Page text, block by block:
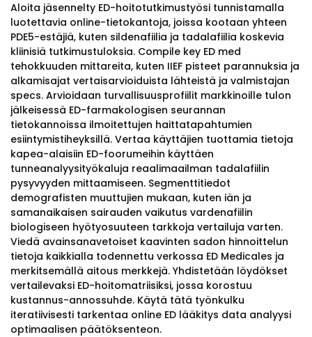
Aloita jäsennelty ED-hoitotutkimustyösi tunnistamalla
luotettavia online-tietokantoja, joissa kootaan yhteen
PDE5-estäjiä, kuten sildenafiilia ja tadalafiilia koskevia
kliinisiä tutkimustuloksia. Compile key ED med
tehokkuuden mittareita, kuten IIEF pisteet parannuksia ja
alkamisajat vertaisarvioiduista lähteistä ja valmistajan
specs. Arvioidaan turvallisuusprofiilit markkinoille tulon
jälkeisessä ED-farmakologisen seurannan
tietokannoissa ilmoitettujen haittatapahtumien
esiintymistiheyksillä. Vertaa käyttäjien tuottamia tietoja
kapea-alaisiin ED-foorumeihin käyttäen
tunneanalyysityökaluja reaalimaailman tadalafiilin
pysyvyyden mittaamiseen. Segmenttitiedot
demografisten muuttujien mukaan, kuten iän ja
samanaikaisen sairauden vaikutus vardenafiilin
biologiseen hyötyosuuteen tarkkoja vertailuja varten.
Viedä avainsanavetoiset kaavinten sadon hinnoittelun
tietoja kaikkialla todennettu verkossa ED Medicales ja
merkitsemällä aitous merkkejä. Yhdistetään löydökset
vertailevaksi ED-hoitomatriisiksi, jossa korostuu
kustannus-annossuhde. Käytä tätä työnkulku
iteratiivisesti tarkentaa online ED lääkitys data analyysi
optimaalisen päätöksenteon.